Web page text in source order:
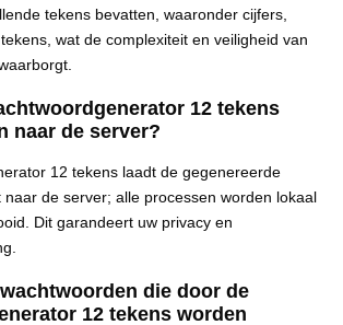
tekens bevatten, waaronder cijfers,
wat de complexiteit en veiligheid van
12 tekens
naar de server?
12 tekens laadt de gegenereerde
de server; alle processen worden lokaal
Dit garandeert uw privacy en
die door de
12 tekens worden